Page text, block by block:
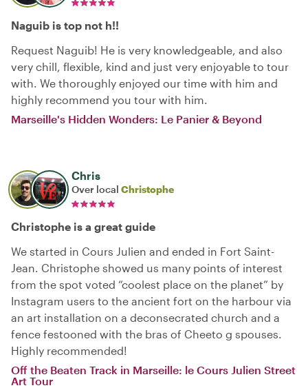
Naguib is top not h!!
Request Naguib! He is very knowledgeable, and also
very chill, flexible, kind and just very enjoyable to tour
with. We thoroughly enjoyed our time with him and
highly recommend you tour with him.
Marseille's Hidden Wonders: Le Panier & Beyond
Chris
Over local Christophe
Christophe is a great guide
We started in Cours Julien and ended in Fort Saint-
Jean. Christophe showed us many points of interest
from the spot voted “coolest place on the planet” by
Instagram users to the ancient fort on the harbour via
an art installation on a deconsecrated church and a
fence festooned with the bras of Cheeto g spouses.
Highly recommended!
Off the Beaten Track in Marseille: le Cours Julien Street
Art Tour